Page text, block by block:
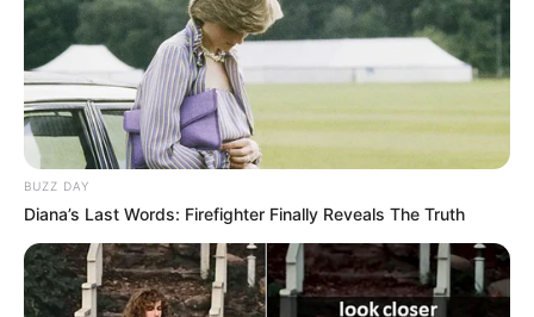
BUZZ DAY
Diana’s Last Words: Firefighter Finally Reveals The Truth